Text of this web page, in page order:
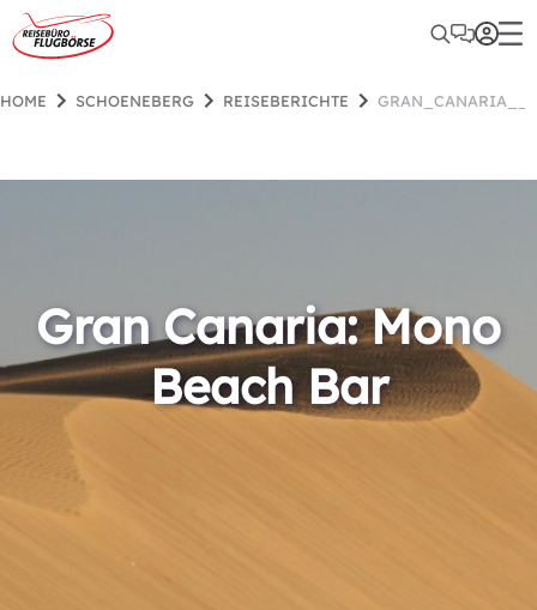
HOME SCHOENEBERG REISEBERICHTE
Gran Canaria: Mono
Beach Bar